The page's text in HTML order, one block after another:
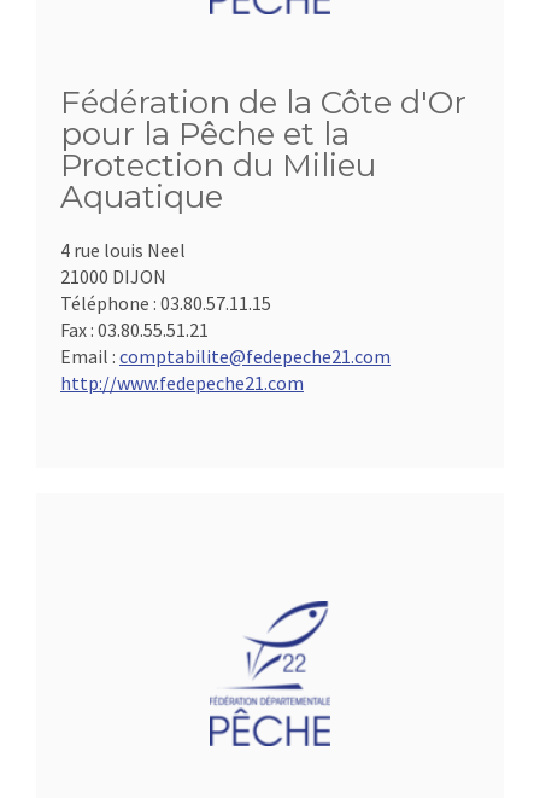
Fédération de la Côte d'Or
pour la Pêche et la
Protection du Milieu
Aquatique
4 rue louis Neel
21000 DIJON
Téléphone : 03.80.57.11.15
Fax : 03.80.55.51.21
Email : comptabilite@fedepeche21.com
http://www.fedepeche21.com